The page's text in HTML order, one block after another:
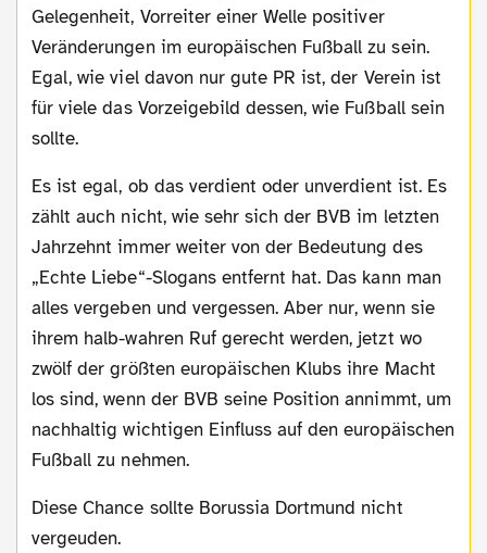
Gelegenheit, Vorreiter einer Welle positiver
Veränderungen im europäischen Fußball zu sein.
Egal, wie viel davon nur gute PR ist, der Verein ist
für viele das Vorzeigebild dessen, wie Fußball sein
sollte.
Es ist egal, ob das verdient oder unverdient ist. Es
zählt auch nicht, wie sehr sich der BVB im letzten
Jahrzehnt immer weiter von der Bedeutung des
„Echte Liebe“-Slogans entfernt hat. Das kann man
alles vergeben und vergessen. Aber nur, wenn sie
ihrem halb-wahren Ruf gerecht werden, jetzt wo
zwölf der größten europäischen Klubs ihre Macht
los sind, wenn der BVB seine Position annimmt, um
nachhaltig wichtigen Einfluss auf den europäischen
Fußball zu nehmen.
Diese Chance sollte Borussia Dortmund nicht
vergeuden.